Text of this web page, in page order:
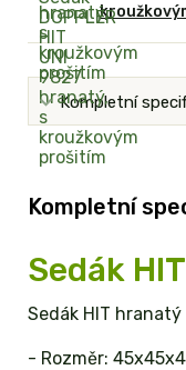
Kompletní
Kompletní
Sedák
Sedák HIT
- Rozměr: